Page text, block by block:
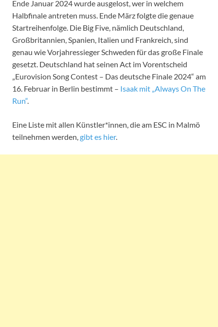
Ende Januar 2024 wurde ausgelost, wer in welchem
Halbfinale antreten muss. Ende März folgte die genaue
Startreihenfolge. Die Big Five, nämlich Deutschland,
Großbritannien, Spanien, Italien und Frankreich, sind
genau wie Vorjahressieger Schweden für das große Finale
gesetzt. Deutschland hat seinen Act im Vorentscheid
„Eurovision Song Contest – Das deutsche Finale 2024“ am
16. Februar in Berlin bestimmt – Isaak mit „Always On The
Run“.
Eine Liste mit allen Künstler*innen, die am ESC in Malmö
teilnehmen werden,gibt es hier.